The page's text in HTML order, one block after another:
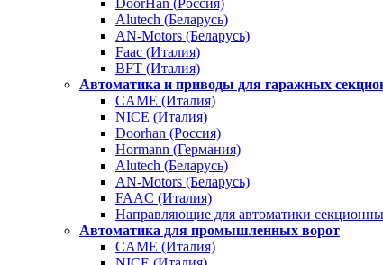
DoorHan (Россия)
Alutech (Беларусь)
AN-Motors (Беларусь)
Faac (Италия)
BFT (Италия)
Автоматика и приводы для гаражных
CAME (Италия)
NICE (Италия)
Doorhan (Россия)
Hormann (Германия)
Alutech (Беларусь)
AN-Motors (Беларусь)
FAAC (Италия)
Направляющие для автоматики
Автоматика для промышленных ворот
CAME (Италия)